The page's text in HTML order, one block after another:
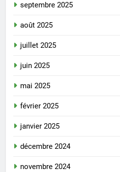
septembre 2025
août 2025
juillet 2025
juin 2025
mai 2025
février 2025
janvier 2025
décembre 2024
novembre 2024